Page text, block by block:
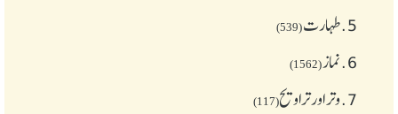
5. طهارت(539)
6. نماز(1562)
7. وتر اور تراویح(117)